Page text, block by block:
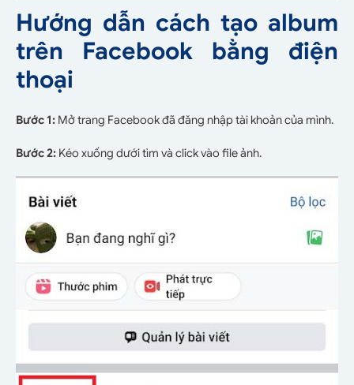
Hướng dẫn cách tạo album
trên Facebook bằng điện
thoại
Bước 1: Mở trang Facebook đã đăng nhập tài khoản của mình.
Bước 2: Kéo xuống dưới tìm và click vào file ảnh.